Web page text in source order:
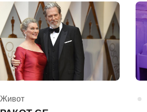
КАтегорија
Живот